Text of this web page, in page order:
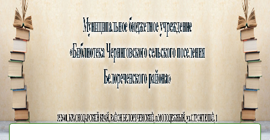
Черниговская
библиотека
МЕНЮ